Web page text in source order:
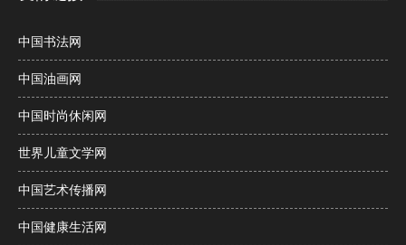
中国书法网
中国油画网
中国时尚休闲网
世界儿童文学网
中国艺术传播网
中国健康生活网